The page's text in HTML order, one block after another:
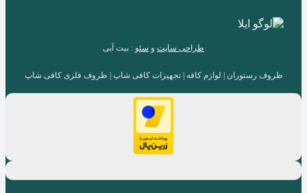
طراحی سایت و سئو : بیت آبی
ظروف رستوران | لوازم کافه | تجهیزات کافی شاپ | ظروف فلزی کافی شاپ